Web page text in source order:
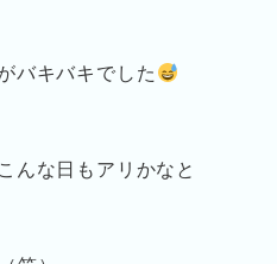
バキバキでした
んな日もアリかなと